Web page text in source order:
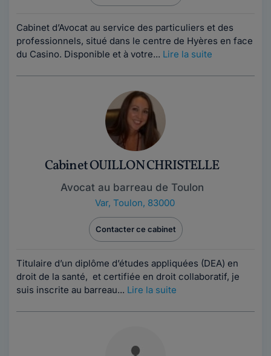
Cabinet d’Avocat au service des particuliers et des
professionnels, situé dans le centre de Hyères en face
du Casino. Disponible et à votre... Lire la suite
Cabinet OUILLON CHRISTELLE
Avocat au barreau de Toulon
Var, Toulon, 83000
Contacter ce cabinet
Titulaire d’un diplôme d’études appliquées (DEA) en
droit de la santé, et certifiée en droit collaboratif, je
suis inscrite au barreau... Lire la suite